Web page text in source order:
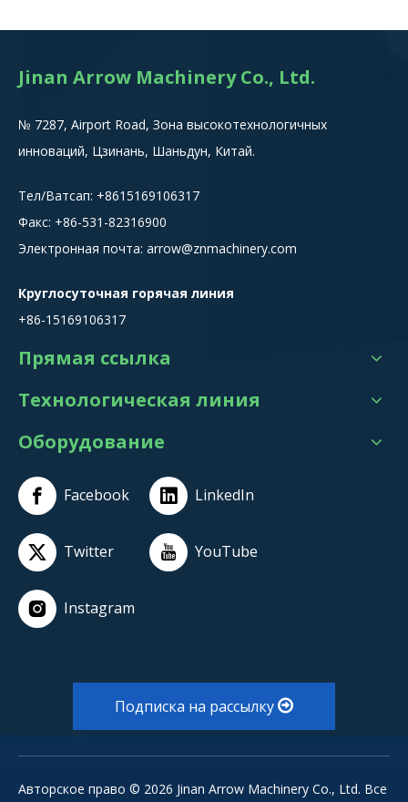
Jinan Arrow Machinery Co., Ltd.
№ 7287, Airport Road, Зона высокотехнологичных
инноваций, Цзинань, Шаньдун, Китай.
Тел/Ватсап: +8615169106317
Факс: +86-531-82316900
Электронная почта: arrow@znmachinery.com
Круглосуточная горячая линия
+86-15169106317
Прямая ссылка
Технологическая линия
Оборудование
Facebook LinkedIn
Twitter YouTube
Instagram
Подписка на рассылку
Авторское право © 2026 Jinan Arrow Machinery Co., Ltd. Все